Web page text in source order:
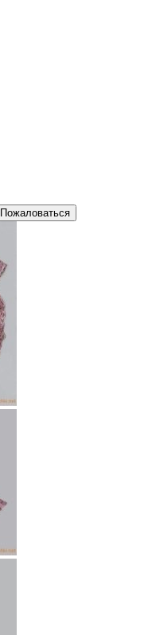
Пожаловаться